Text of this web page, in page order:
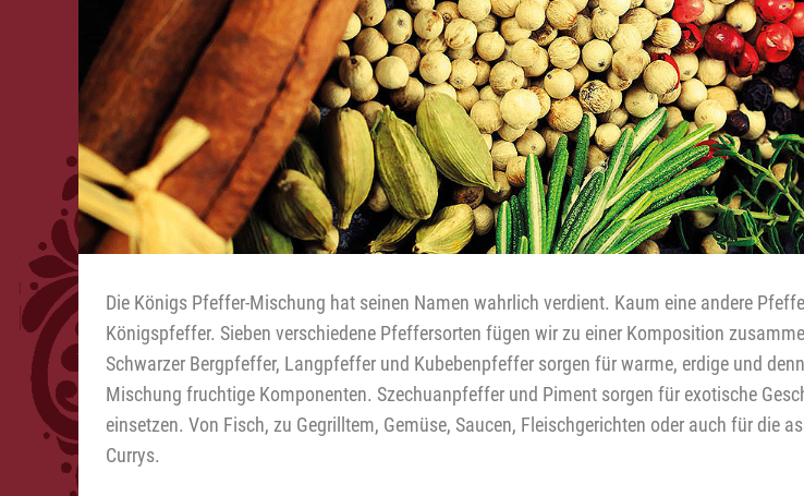
Sie sind hier: Gewürz-Shop Gewürze
Königspfeffer - Sieben Pfeffer
Die Königs Pfeffer-Mischung hat seinen Namen wahrlich verdient. Kaum eine andere
Königspfeffer. Sieben verschiedene Pfeffersorten fügen wir zu einer Komposition
Schwarzer Bergpfeffer, Langpfeffer und Kubebenpfeffer sorgen für warme, erdige und
Mischung fruchtige Komponenten. Szechuanpfeffer und Piment sorgen für exotische
einsetzen. Von Fisch, zu Gegrilltem, Gemüse, Saucen, Fleischgerichten oder auch für die
Currys.